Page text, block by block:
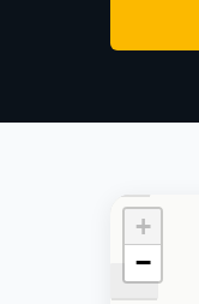
+
−